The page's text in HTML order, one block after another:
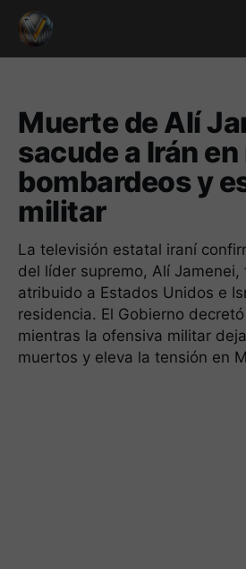
Muerte de Alí
sacude a Irán
bombardeos y
militar
La televisión estatal iraní
del líder supremo, Alí Jamenei,
atribuido a Estados Unidos e
residencia. El Gobierno
mientras la ofensiva militar
muertos y eleva la tensión en